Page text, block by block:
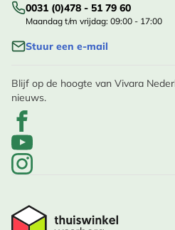
0031 (0)478 - 51 79 60
Maandag t/m vrijdag: 09:00 - 17:00
Stuur een e-mail
Blijf op de hoogte van Vivara
nieuws.